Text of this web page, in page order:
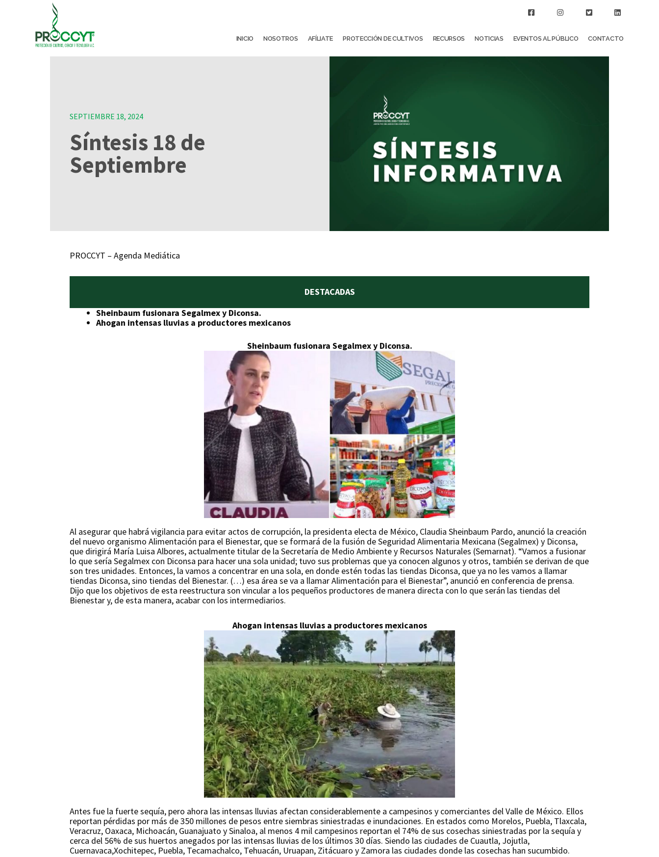
INICIO NOSOTROS AFÍLIATE PROTECCIÓN DE CULTIVOS RECURSOS NOTICIAS EVENTOS AL PÚBLICO CONTACTO
SEPTIEMBRE 18, 2024
Síntesis 18 de
Septiembre
PROCCYT – Agenda Mediática
DESTACADAS
Sheinbaum fusionara Segalmex y Diconsa.
Ahogan intensas lluvias a productores mexicanos
Sheinbaum fusionara Segalmex y Diconsa.
Al asegurar que habrá vigilancia para evitar actos de corrupción, la presidenta electa de México, Claudia Sheinbaum Pardo, anunció la creación
del nuevo organismo Alimentación para el Bienestar, que se formará de la fusión de Seguridad Alimentaria Mexicana (Segalmex) y Diconsa,
que dirigirá María Luisa Albores, actualmente titular de la Secretaría de Medio Ambiente y Recursos Naturales (Semarnat). “Vamos a fusionar
lo que sería Segalmex con Diconsa para hacer una sola unidad; tuvo sus problemas que ya conocen algunos y otros, también se derivan de que
son tres unidades. Entonces, la vamos a concentrar en una sola, en donde estén todas las tiendas Diconsa, que ya no les vamos a llamar
tiendas Diconsa, sino tiendas del Bienestar. (…) esa área se va a llamar Alimentación para el Bienestar”, anunció en conferencia de prensa.
Dijo que los objetivos de esta reestructura son vincular a los pequeños productores de manera directa con lo que serán las tiendas del
Bienestar y, de esta manera, acabar con los intermediarios.
Ahogan intensas lluvias a productores mexicanos
Antes fue la fuerte sequía, pero ahora las intensas lluvias afectan considerablemente a campesinos y comerciantes del Valle de México. Ellos
reportan pérdidas por más de 350 millones de pesos entre siembras siniestradas e inundaciones. En estados como Morelos, Puebla, Tlaxcala,
Veracruz, Oaxaca, Michoacán, Guanajuato y Sinaloa, al menos 4 mil campesinos reportan el 74% de sus cosechas siniestradas por la sequía y
cerca del 56% de sus huertos anegados por las intensas lluvias de los últimos 30 días. Siendo las ciudades de Cuautla, Jojutla,
Cuernavaca,Xochitepec, Puebla, Tecamachalco, Tehuacán, Uruapan, Zitácuaro y Zamora las ciudades donde las cosechas han sucumbido.